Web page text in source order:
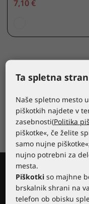
7,10 €
Ta spletna
Naše spletno mesto
piškotkih najdete v
zasebnosti(Politika
piškotke«, če želite
samo nujne
nujno potrebni za
mesta.
Piškotki so majhne
brskalnik shrani na
telefon ob obisku